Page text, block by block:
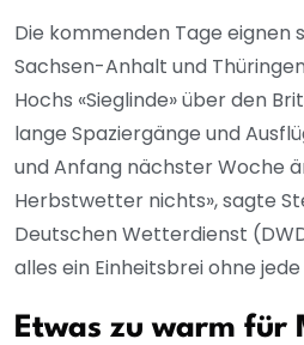
Die kommenden Tage eignen
Sachsen-Anhalt und
Hochs «Sieglinde» über den
lange Spaziergänge und
und Anfang nächster Woche
Herbstwetter nichts», sagte
Deutschen Wetterdienst
alles ein Einheitsbrei ohne
Etwas zu warm für